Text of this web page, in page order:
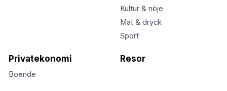
Kultur & nöje
Mat & dryck
Sport
Privatekonomi
Boende
Resor